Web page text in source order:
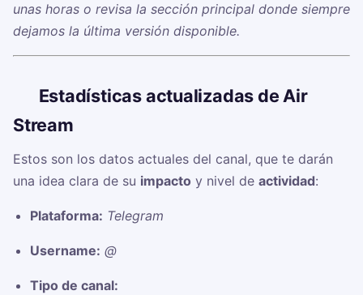
unas horas o revisa la sección principal donde siempre
dejamos la última versión disponible.
Estadísticas actualizadas de Air
Stream ⚽️
Estos son los datos actuales del canal, que te darán
una idea clara de su impacto y nivel de actividad:
Plataforma: Telegram
Username: @
Tipo de canal: